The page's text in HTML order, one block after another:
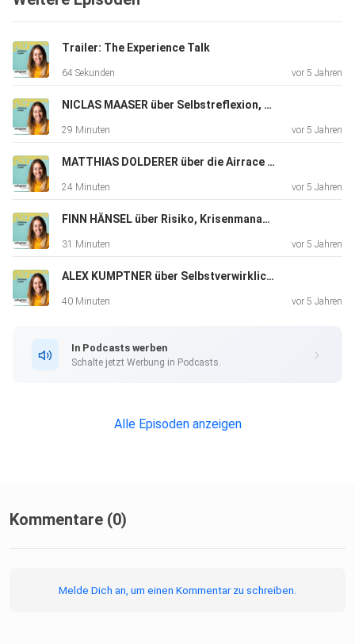
Trailer: The Experience Talk
64 Sekunden vor 5 Jahren
NICLAS MAASER über Selbstreflexion, das TikTok und Social Media Game, Perfektionismus und den eigenen Selbstwert
29 Minuten vor 5 Jahren
MATTHIAS DOLDERER über die Airrace Weltmeisterschaft, den Tod, das Risiko und das Erreichen von Zielen
24 Minuten vor 5 Jahren
FINN HÄNSEL über Risiko, Krisenmanagement und seinen Antrieb
31 Minuten vor 5 Jahren
ALEX KUMPTNER über Selbstverwirklichung, Unersättlichkeit, Social Media Hate und das Streben nach Glück
40 Minuten vor 5 Jahren
In Podcasts werben
Schalte jetzt Werbung in Podcasts.
Alle Episoden anzeigen
Kommentare (0)
Melde Dich an, um einen Kommentar zu schreiben.